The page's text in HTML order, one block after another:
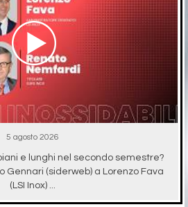
5 agosto 2026
e lunghi nel secondo semestre?
Gennari (siderweb) a Lorenzo Fava
(LSI Inox) ...